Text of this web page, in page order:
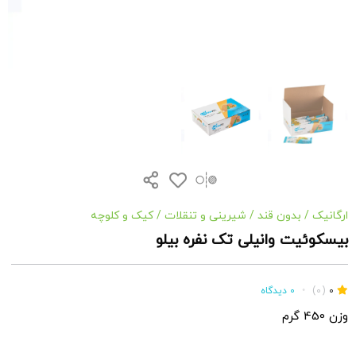
ارگانیک / بدون قند / شیرینی و تنقلات /کیک و کلوچه
بیسکوئیت وانیلی تک نفره بیلو
0
(0)
• 0 دیدگاه
وزن 450 گرم